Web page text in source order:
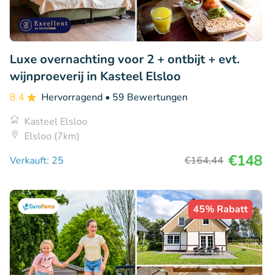
Luxe overnachting voor 2 + ontbijt + evt.
wijnproeverij in Kasteel Elsloo
8.4 Hervorragend • 59 Bewertungen
Kasteel Elsloo
Elsloo (7km)
Verkauft: 25
€164,44 €148
45% Rabatt